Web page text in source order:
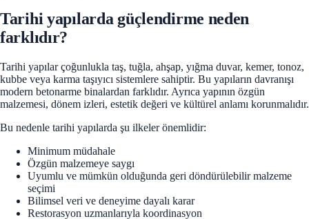
Tarihi yapılarda güçlendirme neden
farklıdır?
Tarihi yapılar çoğunlukla taş, tuğla, ahşap, yığma duvar, kemer, tonoz,
kubbe veya karma taşıyıcı sistemlere sahiptir. Bu yapıların davranışı
modern betonarme binalardan farklıdır. Ayrıca yapının özgün
malzemesi, dönem izleri, estetik değeri ve kültürel anlamı korunmalıdır.
Bu nedenle tarihi yapılarda şu ilkeler önemlidir:
Minimum müdahale
Özgün malzemeye saygı
Uyumlu ve mümkün olduğunda geri döndürülebilir malzeme
seçimi
Bilimsel veri ve deneyime dayalı karar
Restorasyon uzmanlarıyla koordinasyon